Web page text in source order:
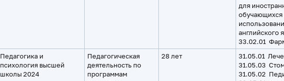
для
обучающихся
английского
33.02.01
Педагогика и
психология высшей
школы 2024
Педагогическая
деятельность по
программам
28 лет
31.05.01
31.05.03
31.05.02